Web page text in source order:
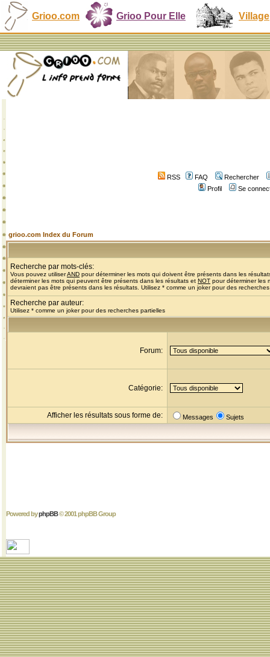
Grioo.com Grioo Pour Elle Village
RSS FAQ
Rechercher
Profil
Se
grioo.com Index du Forum
Recherche par mots-clés:
Vous pouvez utiliserAND pour déterminer les mots qui doivent être présents dans les
déterminer les mots qui peuvent être présents dans les résultats et NOT pour déterminer les
devraient pas être présents dans les résultats. Utilisez * comme un joker pour des
Recherche par auteur:
Utilisez * comme un joker pour des recherches partielles
Forum:
Catégorie:
Afficher les résultats sous forme de: Messages Sujets
Powered byphpBB© 2001 phpBB Group